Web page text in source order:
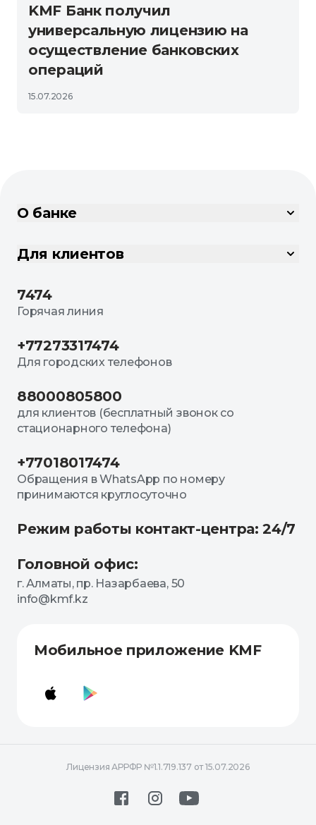
KMF Банк получил
универсальную лицензию на
осуществление банковских
операций
15.07.2026
О банке
Для клиентов
7474
Горячая линия
+77273317474
Для городских телефонов
88000805800
для клиентов (бесплатный звонок со
стационарного телефона)
+77018017474
Обращения в WhatsApp по номеру
принимаются круглосуточно
Режим работы контакт-центра: 24/7
Головной офис:
г. Алматы, пр. Назарбаева, 50
info@kmf.kz
Мобильное приложение KMF
Лицензия АРРФР №1.1.719.137 от 15.07.2026